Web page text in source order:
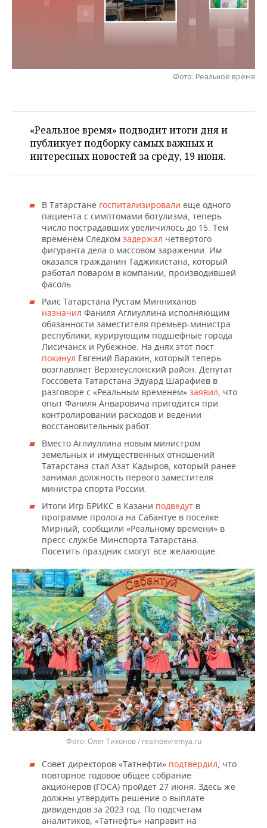
НЕФТЕХИМИЯ
РОЗНИЧНАЯ ТОРГОВЛЯ
НОВОСТИ ТЕХНОЛОГИЙ
МЕРОПРИЯТИЯ
ONLINE-КОНФЕРЕНЦИИ
ОТКРЫТАЯ ЛЕКЦИЯ
ХОККЕЙ
БАСКЕТБОЛ
КИБЕРСПОРТ
ФИГУРНОЕ КАТАНИЕ
ВОДНЫЕ ВИДЫ СПОРТА
ХОККЕЙ С МЯЧОМ
ВЛАСТЬ
ИНФРАСТРУКТУРА
КУЛЬТУРА
МЕДИЦИНА
ОБРАЗОВАНИЕ
ПРОИСШЕСТВИЯ
СЮЖЕТЫ
СПРАВОЧНИК
СПИСОК КОМПАНИЙ
Фото: Реальное время
«Реальное время» подводит итоги дня и
публикует подборку самых важных и
интересных новостей за среду, 19 июня.
В Татарстане госпитализировали еще одного
пациента с симптомами ботулизма, теперь
число пострадавших увеличилось до 15. Тем
временем Следком задержал четвертого
фигуранта дела о массовом заражении. Им
оказался гражданин Таджикистана, который
работал поваром в компании, производившей
фасоль.
Раис Татарстана Рустам Минниханов
назначил Фаниля Аглиуллина исполняющим
обязанности заместителя премьер-министра
республики, курирующим подшефные города
Лисичанск и Рубежное. На днях этот пост
покинул Евгений Варакин, который теперь
возглавляет Верхнеуслонский район. Депутат
Госсовета Татарстана Эдуард Шарафиев в
разговоре с «Реальным временем» заявил, что
опыт Фаниля Анваровича пригодится при
контролировании расходов и ведении
восстановительных работ.
Вместо Аглиуллина новым министром
земельных и имущественных отношений
Татарстана стал Азат Кадыров, который ранее
занимал должность первого заместителя
министра спорта России.
Итоги Игр БРИКС в Казани подведут в
программе пролога на Сабантуе в поселке
Мирный, сообщили «Реальному времени» в
пресс-службе Минспорта Татарстана.
Посетить праздник смогут все желающие.
Олег Тихонов / realnoevremya.ru
Совет директоров «Татнефти» подтвердил, что
повторное годовое общее собрание
акционеров (ГОСА) пройдет 27 июня. Здесь же
должны утвердить решение о выплате
дивидендов за 2023 год. По подсчетам
аналитиков, «Татнефть» направит на